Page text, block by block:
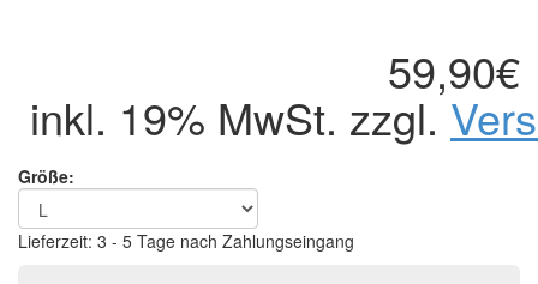
59,90€
inkl. 19% MwSt. zzgl.
Größe:
Lieferzeit: 3 - 5 Tage nach Zahlungseingang